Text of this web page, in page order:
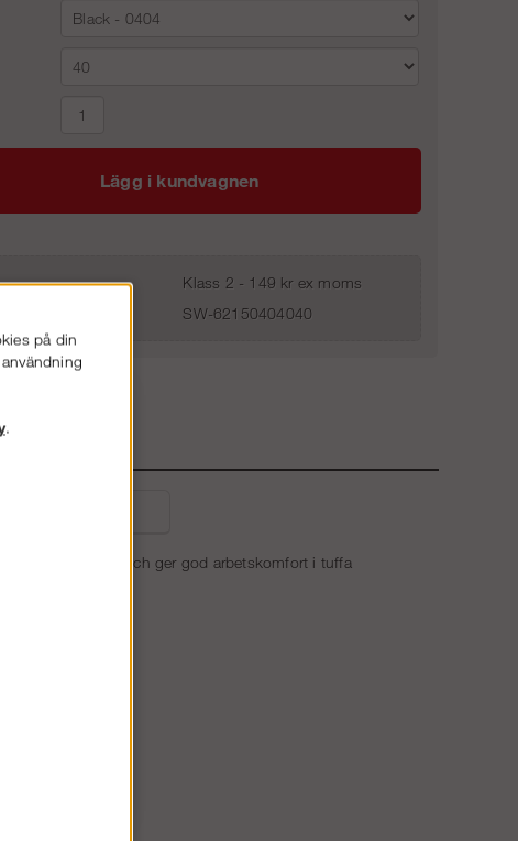
Lägg i kundvagnen
Klass 2 - 149 kr ex moms
SW-62150404040
passform och ger god arbetskomfort i tuffa
på din
.